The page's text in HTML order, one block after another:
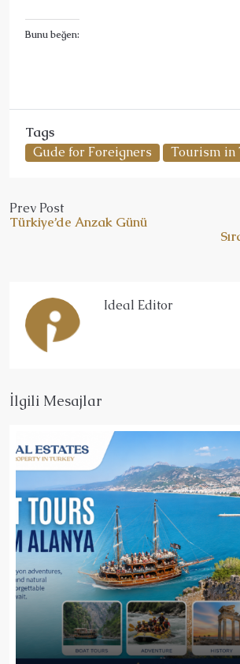
Bunu beğen:
Tags
Gude for Foreigners
Tourism in
Prev Post
Türkiye’de Anzak Günü
Ideal Editor
İlgili Mesajlar